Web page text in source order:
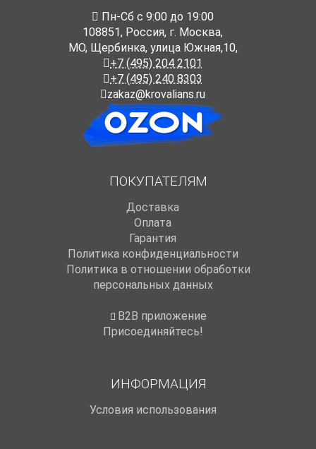
Пн-Cб с 9:00 до 19:00
108851, Россия, г. Москва,
МО, Щербинка, улица Южная,10,
+7 (495) 204 2101
+7 (495) 240 8303
zakaz@krovalians.ru
ПОКУПАТЕЛЯМ
Доставка
Оплата
Гарантия
Политика конфиденциальности
Политика в отношении обработки
персональных данных
B2B приложение
Присоединяйтесь!
ИНФОРМАЦИЯ
Условия использования